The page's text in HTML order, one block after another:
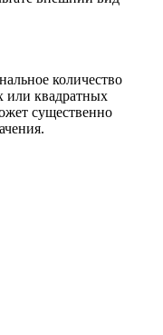
количество
или квадратных
существенно